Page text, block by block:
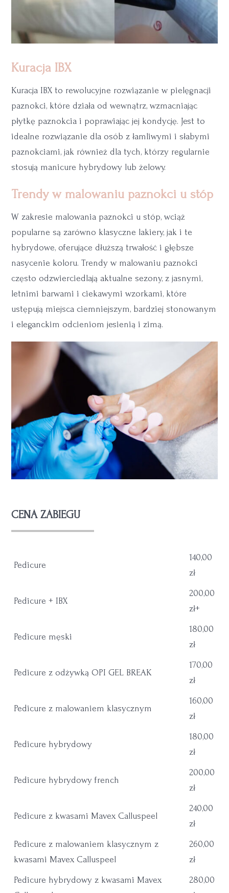
Kuracja IBX
Kuracja IBX to rewolucyjne rozwiązanie w pielęgnacji
paznokci, które działa od wewnątrz, wzmacniając
płytkę paznokcia i poprawiając jej kondycję. Jest to
idealne rozwiązanie dla osób z łamliwymi i słabymi
paznokciami, jak również dla tych, którzy regularnie
stosują manicure hybrydowy lub żelowy.
Trendy w malowaniu paznokci u stóp
W zakresie malowania paznokci u stóp, wciąż
popularne są zarówno klasyczne lakiery, jak i te
hybrydowe, oferujące dłuższą trwałość i głębsze
nasycenie koloru. Trendy w malowaniu paznokci
często odzwierciedlają aktualne sezony, z jasnymi,
letnimi barwami i ciekawymi wzorkami, które
ustępują miejsca ciemniejszym, bardziej stonowanym
i eleganckim odcieniom jesienią i zimą.
CENA ZABIEGU
Pedicure
140,00
zł
Pedicure + IBX
200,00
zł+
Pedicure męski
180,00
zł
Pedicure z odżywką OPI GEL BREAK
170,00
zł
Pedicure z malowaniem klasycznym
160,00
zł
Pedicure hybrydowy
180,00
zł
Pedicure hybrydowy french
200,00
zł
Pedicure z kwasami Mavex Calluspeel
240,00
zł
Pedicure z malowaniem klasycznym z
kwasami Mavex Calluspeel
260,00
zł
Pedicure hybrydowy z kwasami Mavex
280,00